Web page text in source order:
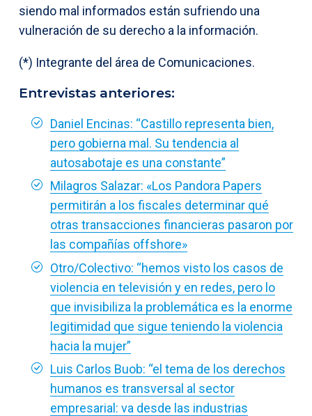
siendo mal informados están sufriendo una
vulneración de su derecho a la información.
(*) Integrante del área de Comunicaciones.
Entrevistas anteriores:
Daniel Encinas: “Castillo representa bien,
pero gobierna mal. Su tendencia al
autosabotaje es una constante”
Milagros Salazar: «Los Pandora Papers
permitirán a los fiscales determinar qué
otras transacciones financieras pasaron por
las compañías offshore»
Otro/Colectivo: “hemos visto los casos de
violencia en televisión y en redes, pero lo
que invisibiliza la problemática es la enorme
legitimidad que sigue teniendo la violencia
hacia la mujer”
Luis Carlos Buob: “el tema de los derechos
humanos es transversal al sector
empresarial: va desde las industrias